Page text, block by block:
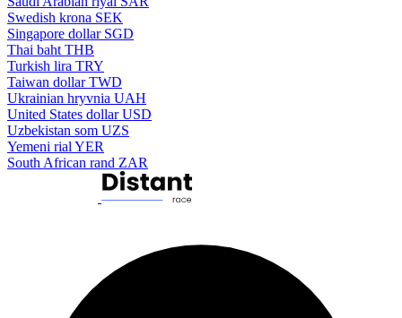
Swedish krona SEK
Singapore dollar SGD
Thai baht THB
Turkish lira TRY
Taiwan dollar TWD
Ukrainian hryvnia UAH
United States dollar USD
Uzbekistan som UZS
Yemeni rial YER
South African rand ZAR